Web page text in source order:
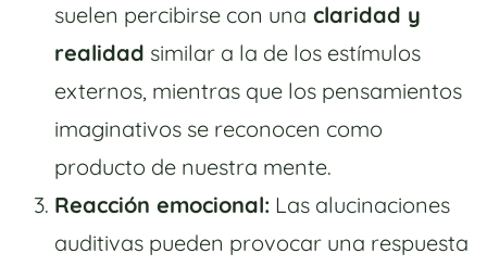
suelen percibirse con una claridad y
realidad similar a la de los estímulos
externos, mientras que los pensamientos
imaginativos se reconocen como
producto de nuestra mente.
Reacción emocional: Las alucinaciones
auditivas pueden provocar una respuesta